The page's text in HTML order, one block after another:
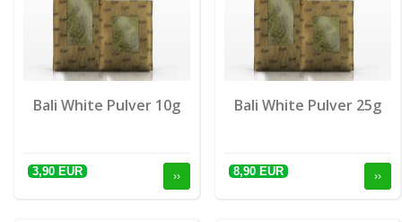
Bali White Pulver 10g
3,90 EUR ››
Bali White Pulver 25g
8,90 EUR ››